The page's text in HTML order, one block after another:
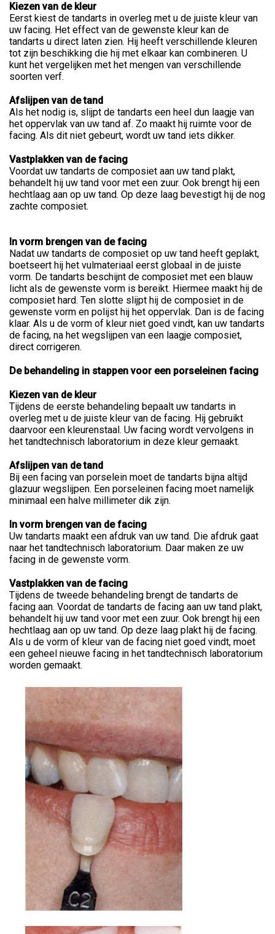
Kiezen van de kleur
Eerst kiest de tandarts in overleg met u de juiste kleur van
uw facing. Het effect van de gewenste kleur kan de
tandarts u direct laten zien. Hij heeft verschillende kleuren
tot zijn beschikking die hij met elkaar kan combineren. U
kunt het vergelijken met het mengen van verschillende
soorten verf.
Afslijpen van de tand
Als het nodig is, slijpt de tandarts een heel dun laagje van
het oppervlak van uw tand af. Zo maakt hij ruimte voor de
facing. Als dit niet gebeurt, wordt uw tand iets dikker.
Vastplakken van de facing
Voordat uw tandarts de composiet aan uw tand plakt,
behandelt hij uw tand voor met een zuur. Ook brengt hij een
hechtlaag aan op uw tand. Op deze laag bevestigt hij de nog
zachte composiet.
In vorm brengen van de facing
Nadat uw tandarts de composiet op uw tand heeft geplakt,
boetseert hij het vulmateriaal eerst globaal in de juiste
vorm. De tandarts beschijnt de composiet met een blauw
licht als de gewenste vorm is bereikt. Hiermee maakt hij de
composiet hard. Ten slotte slijpt hij de composiet in de
gewenste vorm en polijst hij het oppervlak. Dan is de facing
klaar. Als u de vorm of kleur niet goed vindt, kan uw tandarts
de facing, na het wegslijpen van een laagje composiet,
direct corrigeren.
De behandeling in stappen voor een porseleinen facing
Kiezen van de kleur
Tijdens de eerste behandeling bepaalt uw tandarts in
overleg met u de juiste kleur van de facing. Hij gebruikt
daarvoor een kleurenstaal. Uw facing wordt vervolgens in
het tandtechnisch laboratorium in deze kleur gemaakt.
Afslijpen van de tand
Bij een facing van porselein moet de tandarts bijna altijd
glazuur wegslijpen. Een porseleinen facing moet namelijk
minimaal een halve millimeter dik zijn.
In vorm brengen van de facing
Uw tandarts maakt een afdruk van uw tand. Die afdruk gaat
naar het tandtechnisch laboratorium. Daar maken ze uw
facing in de gewenste vorm.
Vastplakken van de facing
Tijdens de tweede behandeling brengt de tandarts de
facing aan. Voordat de tandarts de facing aan uw tand plakt,
behandelt hij uw tand voor met een zuur. Ook brengt hij een
hechtlaag aan op uw tand. Op deze laag plakt hij de facing.
Als u de vorm of kleur van de facing niet goed vindt, moet
een geheel nieuwe facing in het tandtechnisch laboratorium
worden gemaakt.